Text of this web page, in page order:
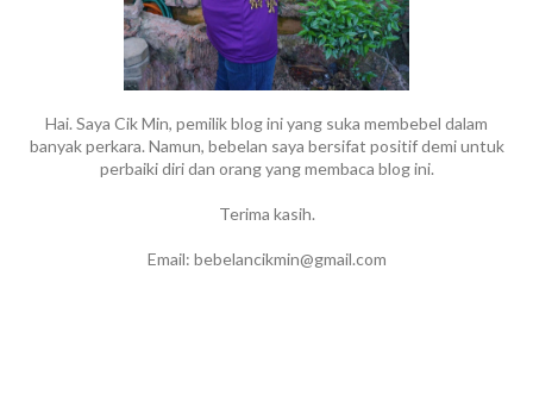
Hai. Saya Cik Min, pemilik blog ini yang suka membebel dalam
banyak perkara. Namun, bebelan saya bersifat positif demi untuk
perbaiki diri dan orang yang membaca blog ini.
Terima kasih.
Email: bebelancikmin@gmail.com